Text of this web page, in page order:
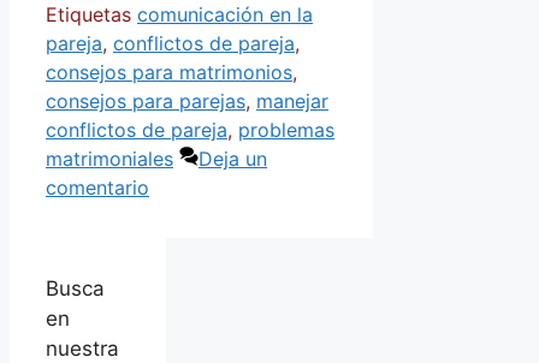
Etiquetas comunicación en la
pareja, conflictos de pareja,
consejos para matrimonios,
consejos para parejas, manejar
conflictos de pareja, problemas
matrimoniales
Deja un
comentario
Busca
en
nuestra